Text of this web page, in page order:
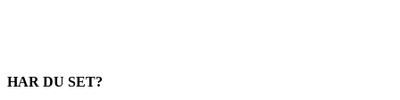
HAR DU SET?